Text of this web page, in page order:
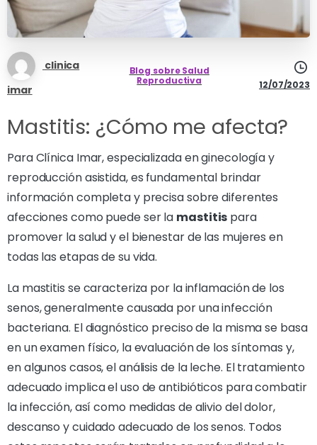
clinica
imar
Blog sobre Salud
Reproductiva
12/07/2023
Mastitis: ¿Cómo me afecta?
Para Clínica Imar, especializada en ginecología y
reproducción asistida, es fundamental brindar
información completa y precisa sobre diferentes
afecciones como puede ser la mastitis para
promover la salud y el bienestar de las mujeres en
todas las etapas de su vida.
La mastitis se caracteriza por la inflamación de los
senos, generalmente causada por una infección
bacteriana. El diagnóstico preciso de la misma se basa
en un examen físico, la evaluación de los síntomas y,
en algunos casos, el análisis de la leche. El tratamiento
adecuado implica el uso de antibióticos para combatir
la infección, así como medidas de alivio del dolor,
descanso y cuidado adecuado de los senos. Todos